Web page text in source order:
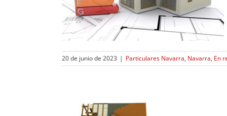
20 de junio de 2023 | Particulares Navarra, Navarra, En